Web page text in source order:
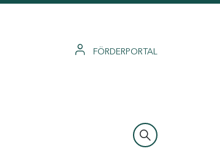
FÖRDERPORTAL